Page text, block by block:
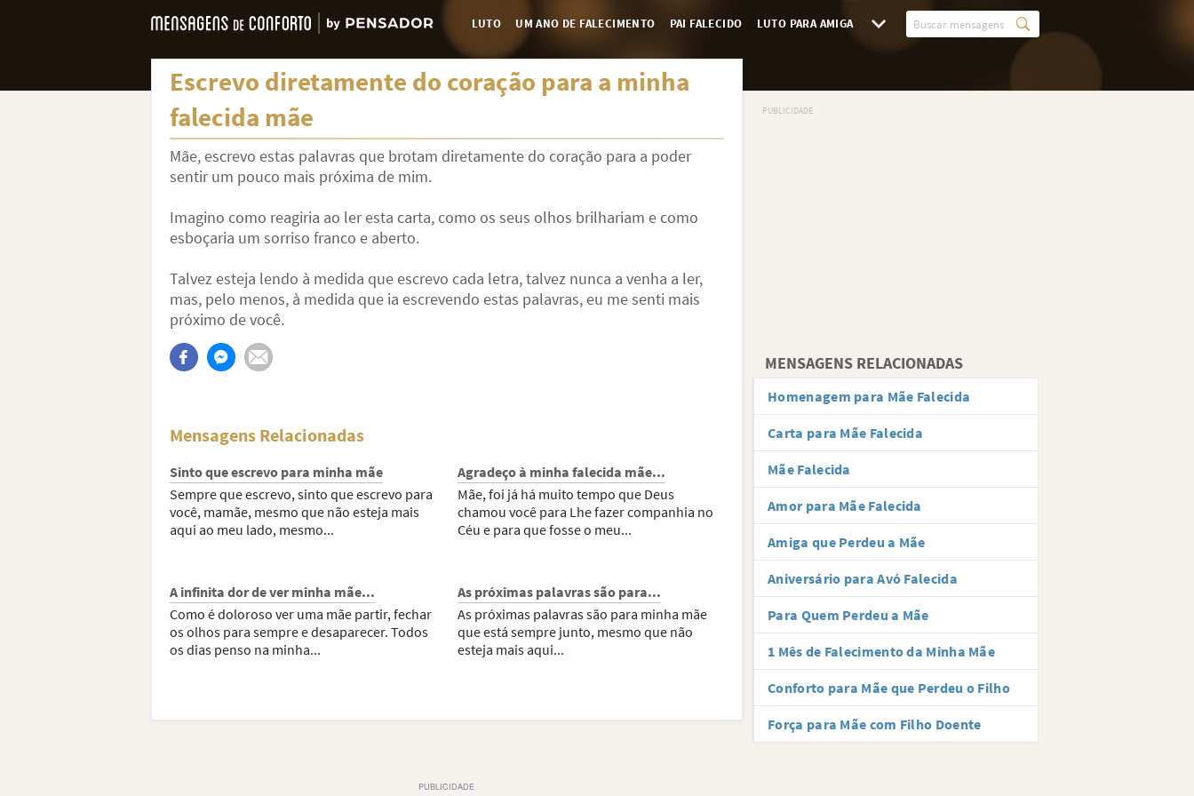
LUTO UM ANO DE FALECIMENTO PAI FALECIDO LUTO PARA AMIGA
Escrevo diretamente do coração para a minha
falecida mãe
Mãe, escrevo estas palavras que brotam diretamente do coração para a poder
sentir um pouco mais próxima de mim.
Imagino como reagiria ao ler esta carta, como os seus olhos brilhariam e como
esboçaria um sorriso franco e aberto.
Talvez esteja lendo à medida que escrevo cada letra, talvez nunca a venha a ler,
mas, pelo menos, à medida que ia escrevendo estas palavras, eu me senti mais
próximo de você.
Mensagens Relacionadas
Sinto que escrevo para minha mãe
Sempre que escrevo, sinto que escrevo para
você, mamãe, mesmo que não esteja mais
aqui ao meu lado, mesmo...
Agradeço à minha falecida mãe...
Mãe, foi já há muito tempo que Deus
chamou você para Lhe fazer companhia no
Céu e para que fosse o meu...
A infinita dor de ver minha mãe...
Como é doloroso ver uma mãe partir, fechar
os olhos para sempre e desaparecer. Todos
os dias penso na minha...
As próximas palavras são para...
As próximas palavras são para minha mãe
que está sempre junto, mesmo que não
esteja mais aqui...
MENSAGENS RELACIONADAS
Homenagem para Mãe Falecida
Carta para Mãe Falecida
Mãe Falecida
Amor para Mãe Falecida
Amiga que Perdeu a Mãe
Aniversário para Avó Falecida
Para Quem Perdeu a Mãe
1 Mês de Falecimento da Minha Mãe
Conforto para Mãe que Perdeu o Filho
Força para Mãe com Filho Doente